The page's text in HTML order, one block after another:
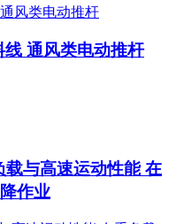
通风类电动推杆
与高速运动性能 在
作业